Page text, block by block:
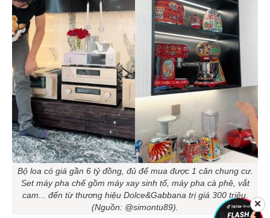
Bộ loa có giá gần 6 tỷ đồng, đủ để mua được 1 căn chung cư.
Set máy pha chế gồm máy xay sinh tố, máy pha cà phê, vắt
cam... đến từ thương hiệu Dolce&Gabbana trị giá 300 triệu.
(Nguồn: @simontu89).
✕